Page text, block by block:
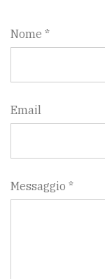
Nome *
Email
Messaggio *